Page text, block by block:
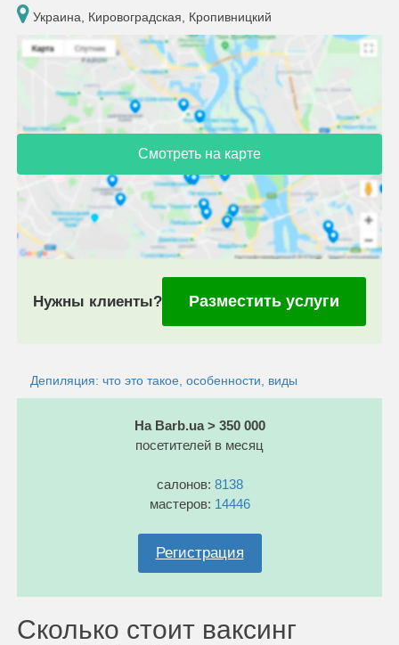
Украина, Кировоградская, Кропивницкий
Смотреть на карте
Нужны клиенты? Разместить услуги
Депиляция: что это такое, особенности, виды
На Barb.ua > 350 000
посетителей в месяц
салонов: 8138
мастеров: 14446
Регистрация
Сколько стоит ваксинг